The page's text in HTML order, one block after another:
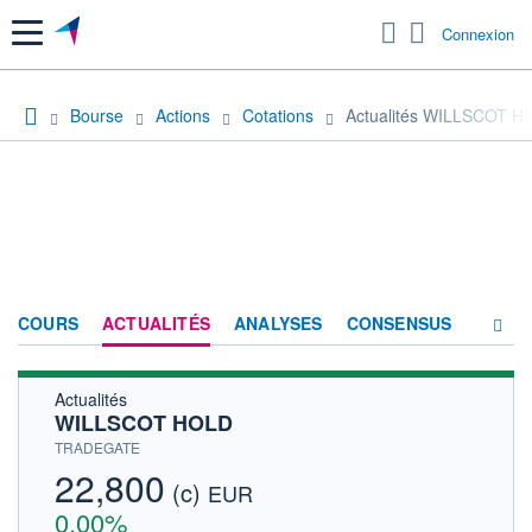
Menu Connexion
Bourse Actions Cotations Actualités WILLSCOT
COURS ACTUALITÉS ANALYSES CONSENSUS
Actualités
WILLSCOT HOLD
TRADEGATE
22,800 (c) EUR
0,00%